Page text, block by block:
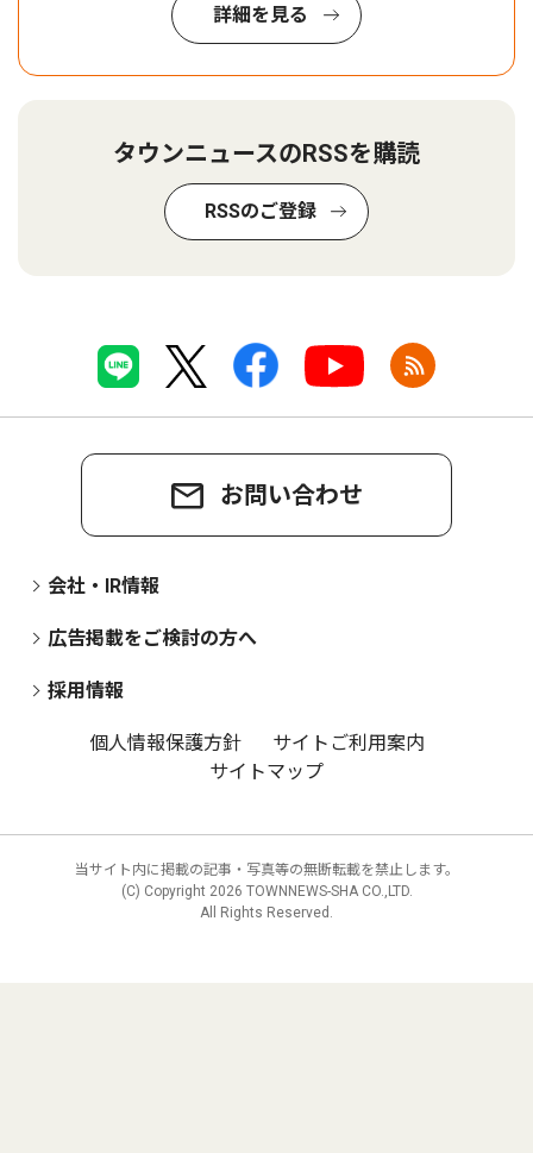
詳細を見る
タウンニュースのRSSを購読
RSSのご登録
お問い合わせ
会社・IR情報
広告掲載をご検討の方へ
採用情報
個人情報保護方針
サイトご利用案内
サイトマップ
当サイト内に掲載の記事・写真等の無断転載を禁止します。
(C) Copyright 2026 TOWNNEWS-SHA CO.,LTD.
All Rights Reserved.